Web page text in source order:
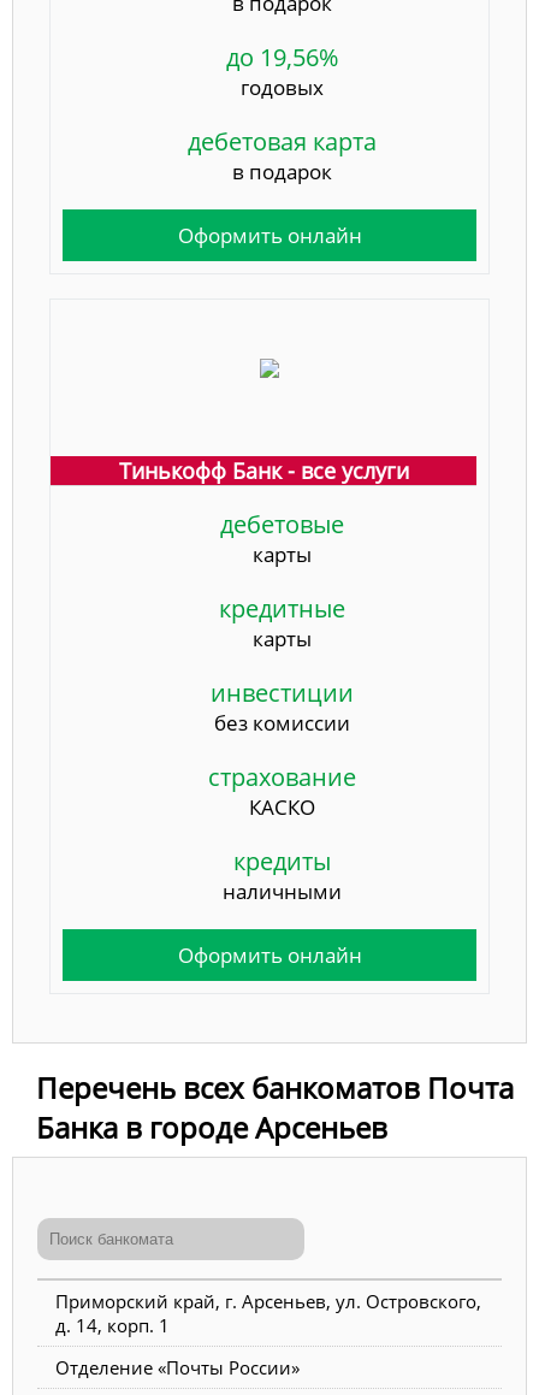
до 19,56%
годовых
дебетовая карта
в подарок
Оформить онлайн
Тинькофф Банк - все услуги
дебетовые
карты
кредитные
карты
инвестиции
без комиссии
страхование
КАСКО
кредиты
наличными
Оформить онлайн
Перечень всех банкоматов Почта
Банка в городе Арсеньев
Приморский край, г. Арсеньев, ул. Островского,
д. 14, корп. 1
Отделение «Почты России»